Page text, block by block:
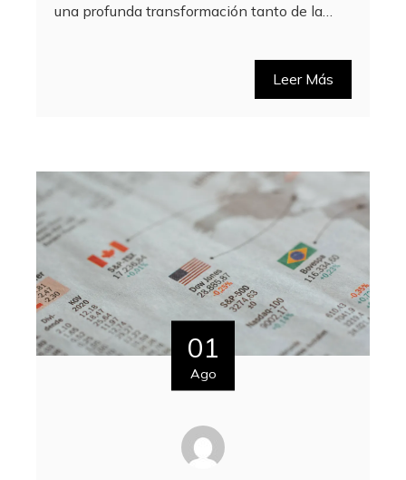
una profunda transformación tanto de la…
Leer Más
01
Ago